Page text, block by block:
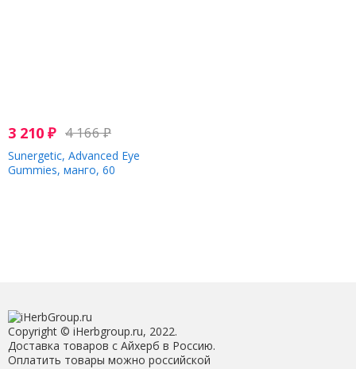
3 210 ₽ 4 166₽
Sunergetic, Advanced Eye
Gummies, манго, 60
Copyright © iHerbgroup.ru, 2022.
Доставка товаров с Айхерб в Россию.
Оплатить товары можно российской